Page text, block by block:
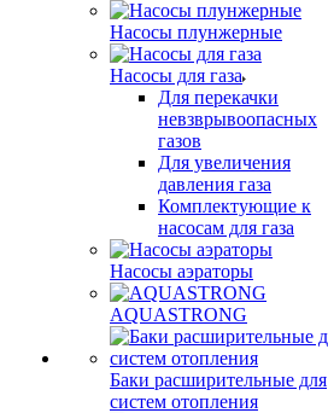
Насосы плунжерные
Насосы для газа
Для перекачки
невзврывоопасных
газов
Для увеличения
давления газа
Комплектующие к
насосам для газа
Насосы аэраторы
AQUASTRONG
Баки расширительные для
систем отопления